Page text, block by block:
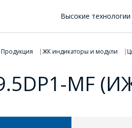
Высокие
Продукция ЖК индикаторы и модули
MF